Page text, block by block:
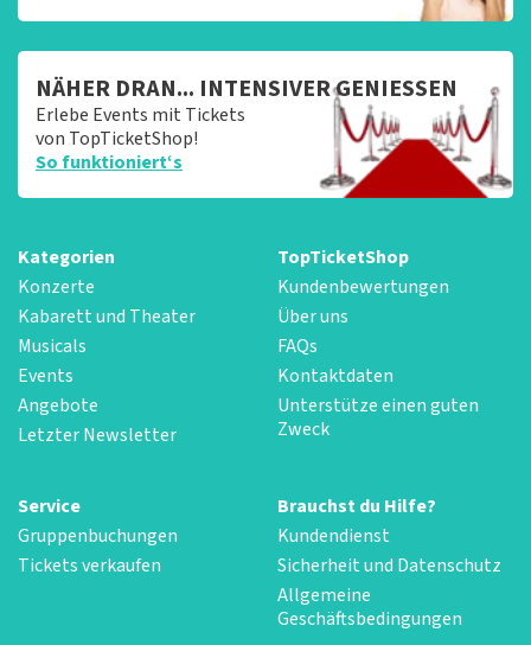
NÄHER DRAN... INTENSIVER GENIESSEN
Erlebe Events mit Tickets
von TopTicketShop!
So funktioniert‘s
Kategorien
Konzerte
Kabarett und Theater
Musicals
Events
Angebote
Letzter Newsletter
TopTicketShop
Kundenbewertungen
Über uns
FAQs
Kontaktdaten
Unterstütze einen guten
Zweck
Service
Gruppenbuchungen
Tickets verkaufen
Brauchst du Hilfe?
Kundendienst
Sicherheit und Datenschutz
Allgemeine
Geschäftsbedingungen